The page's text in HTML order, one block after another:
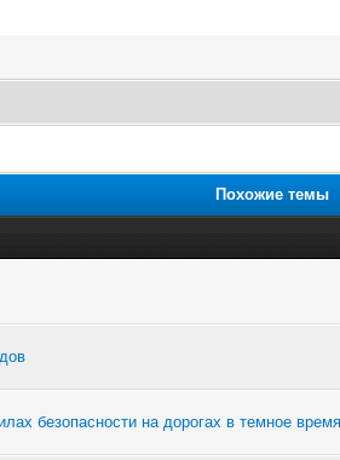
Похожие темы
безопасности на дорогах в темное